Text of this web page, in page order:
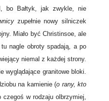
bo Bałtyk, jak zwykle, nie
zupełnie nowy silniczek
Miało być Christinsoe, ale
nagle obroty spadają, a po
niemal z każdej strony.
wyglądające granitowe bloki.
na kamienie (o rany, kto
w rodzaju olbrzymiej,